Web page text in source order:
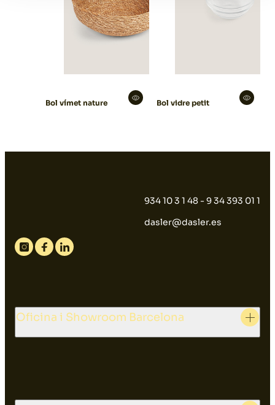
Bol vímet nature Bol vidre petit
934 10 3 1 48 - 9 34 393 01 1
dasler@dasler.es
Instagram
FacebookLinkedin
Oficina i Showroom Barcelona